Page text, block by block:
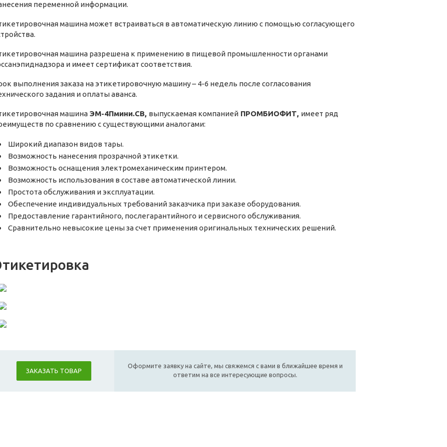
переменной информации.
машина может встраиваться в автоматическую линию с помощью согласующего
машина разрешена к применению в пищевой промышленности органами
и имеет сертификат соответствия.
выполнения заказа на этикетировочную машину – 4-6 недель после согласования
задания и оплаты аванса.
машина ЭМ-4Пмини.СВ, выпускаемая компанией ПРОМБИОФИТ, имеет ряд
по сравнению с существующими аналогами:
Широкий диапазон видов тары.
Возможность нанесения прозрачной этикетки.
Возможность оснащения электромеханическим принтером.
Возможность использования в составе автоматической линии.
Простота обслуживания и эксплуатации.
Обеспечение индивидуальных требований заказчика при заказе оборудования.
Предоставление гарантийного, послегарантийного и сервисного обслуживания.
Сравнительно невысокие цены за счет применения оригинальных технических решений.
ЗАКАЗАТЬ ТОВАР
Оформите заявку на сайте, мы свяжемся с вами в ближайшее время и
ответим на все интересующие вопросы.